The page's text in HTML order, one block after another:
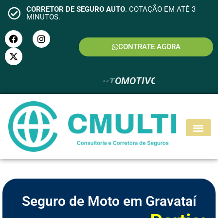
CORRETOR DE SEGURO AUTO. COTAÇÃO EM ATÉ 3
MINUTOS.
CONTRATE AGORA
SEGURO RESIDENCIAL
Seguro de Moto em Gravataí